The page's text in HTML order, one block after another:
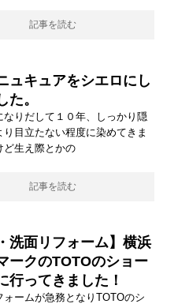
記事を読む
ュキュアをシエロにし
た。
なりだして１０年、しっかり隠
り目立たない程度に染めてきま
ど生え際とかの
記事を読む
洗面リフォーム】横浜
ークのTOTOのショー
行ってきました！
ォームが急務となりTOTOのシ